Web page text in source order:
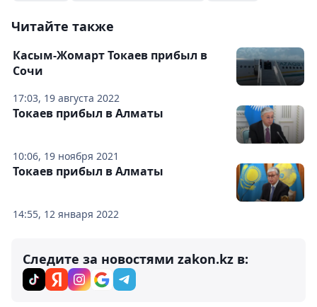
Читайте также
17:03, 19 августа 2022
Касым-Жомарт Токаев прибыл в
Сочи
10:06, 19 ноября 2021
Токаев прибыл в Алматы
14:55, 12 января 2022
Токаев прибыл в Алматы
Следите за новостями zakon.kz в: